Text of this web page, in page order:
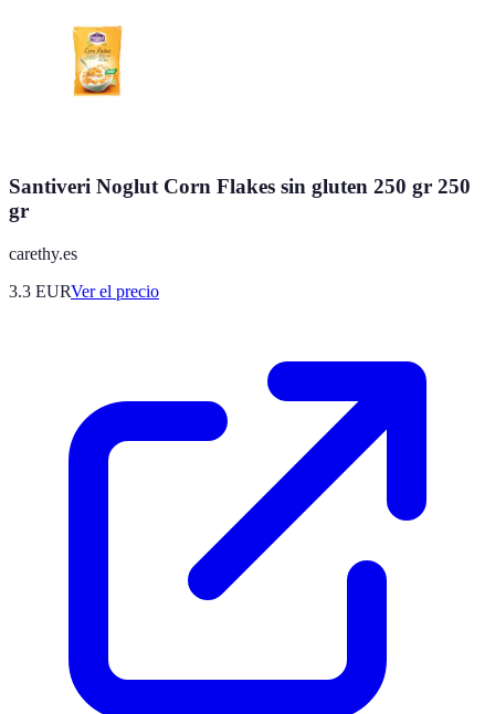
Santiveri Noglut Corn Flakes sin gluten 250 gr 250
gr
carethy.es
3.3 EURVer el precio